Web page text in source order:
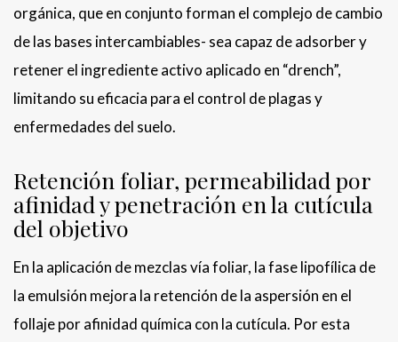
orgánica, que en conjunto forman el complejo de cambio
de las bases intercambiables- sea capaz de adsorber y
retener el ingrediente activo aplicado en “drench”,
limitando su eficacia para el control de plagas y
enfermedades del suelo.
Retención foliar, permeabilidad por
afinidad y penetración en la cutícula
del objetivo
En la aplicación de mezclas vía foliar, la fase lipofílica de
la emulsión mejora la retención de la aspersión en el
follaje por afinidad química con la cutícula. Por esta